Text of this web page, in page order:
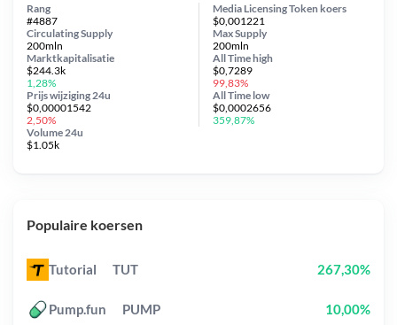
Media Licensing Token koers
$0,001221
Circulating Supply
200mln
Prijs wijziging 24u
$0,00001542
2,50%
Max Supply
200mln
Marktkapitalisatie
$244.3k
1,28%
Volume 24u
$1.05k
Rang
#4887
All Timehigh
$0,7289
99,83%
All Time low
$0,0002656
359,87%
Populaire koersen
Tutorial TUT 267,30%
Pump.fun PUMP 10,00%